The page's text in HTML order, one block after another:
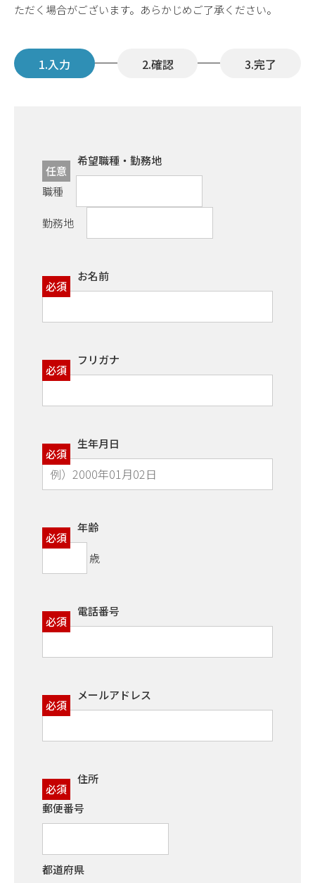
ただく場合がございます。あらかじめご了承ください。
入力 確認 完了
希望職種・勤務地
任意
職種
勤務地
お名前
必須
フリガナ
必須
生年月日
必須
年齢
必須
歳
電話番号
必須
メールアドレス
必須
住所
必須
郵便番号
都道府県